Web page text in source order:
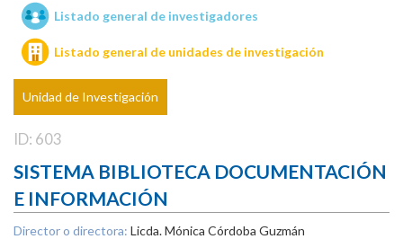
Unidades de investigación
Listado general de investigadores
Listado general de unidades de investigación
Unidad de Investigación
ID: 603
SISTEMA BIBLIOTECA DOCUMENTACIÓN
E INFORMACIÓN
Director o directora: Licda. Mónica Córdoba Guzmán